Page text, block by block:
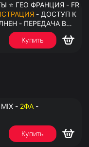
- FR
- ДОСТУП К
- ПЕРЕДАЧА В
Купить
- 2ФА -
Купить